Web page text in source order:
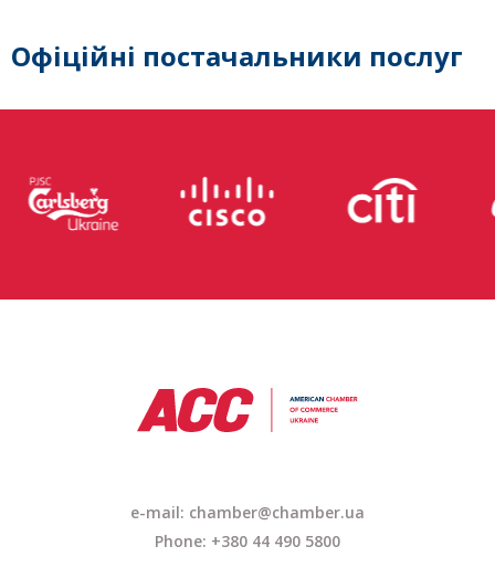
Офіційні постачальники послуг
e-mail: chamber@chamber.ua
Phone: +380 44 490 5800